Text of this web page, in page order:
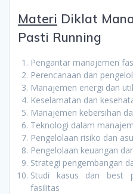
Materi Diklat
Pasti Running
Pengantar manajemen
Perencanaan dan
Manajemen energi dan
Keselamatan dan
Manajemen kebersihan
Teknologi dalam
Pengelolaan risiko dan
Pengelolaan keuangan
Strategi pengembangan
Studi kasus dan best
fasilitas